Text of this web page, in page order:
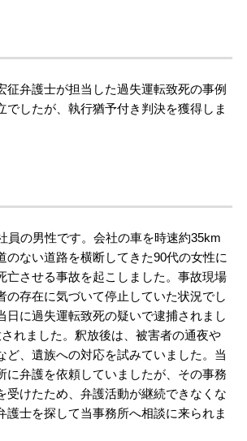
らのお手紙
コミ評判
いて知りたい方
ータベース
征弁護士が担当した過失運転致死の事例
でしたが、執行猶予付き判決を獲得しま
員の男性です。会社の車を時速約35km
のない道路を横断してきた90代の女性に
亡させる事故を起こしました。事故現場
の存在に気づいて停止していた状況でし
日に過失運転致死の疑いで逮捕されまし
れました。釈放後は、被害者の通夜や
ど、遺族への対応を試みていました。当
に弁護を依頼していましたが、その事務
受けたため、弁護活動が継続できなくな
護士を探して当事務所へ相談に来られま